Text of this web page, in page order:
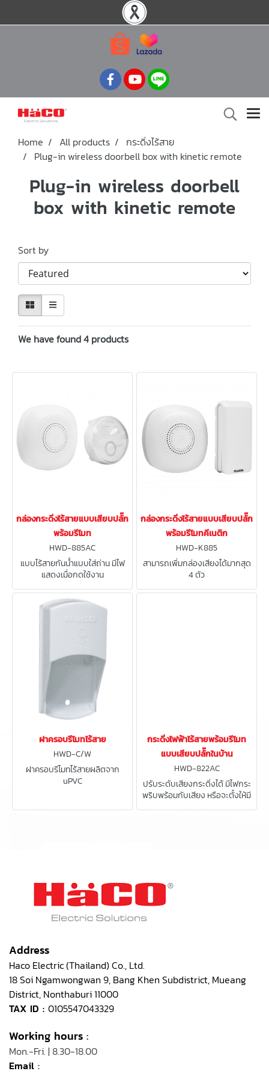
Home All products
กระดิ่งไร้สาย
Plug-in wireless doorbell box with kinetic remote
Plug-in wireless doorbell
box with kinetic remote
Sort by
We have found 4 products
กล่องกระดิ่งไร้สายแบบเสียบปลั๊ก
พร้อมรีโมท
HWD-885AC
แบบไร้สายกันน้ำแบบใส่ถ่าน มีไฟ
แสดงเมื่อกดใช้งาน
กล่องกระดิ่งไร้สายแบบเสียบปลั๊ก
พร้อมรีโมทคีเนติก
HWD-K885
สามารถเพิ่มกล่องเสียงได้มากสุด
4 ตัว
ฝาครอบรีโมทไร้สาย
HWD-C/W
ฝาครอบรีโมทไร้สายผลิตจาก
uPVC
กระดิ่งไฟฟ้าไร้สายพร้อมรีโมท
แบบเสียบปลั๊กในบ้าน
HWD-822AC
ปรับระดับเสียงกระดิ่งได้ มีไฟกระ
พริบพร้อมกับเสียง หรือจะตั้งให้มี
แค่เสียงหรือมีแค่ไฟกระพริบก็ได้
Address
Haco Electric (Thailand) Co., Ltd.
18 Soi Ngamwongwan 9, Bang Khen Subdistrict, Mueang
District, Nonthaburi 11000
TAX ID : 0105547043329
Working hours :
Mon.-Fri. | 8.30-18.00
Email :